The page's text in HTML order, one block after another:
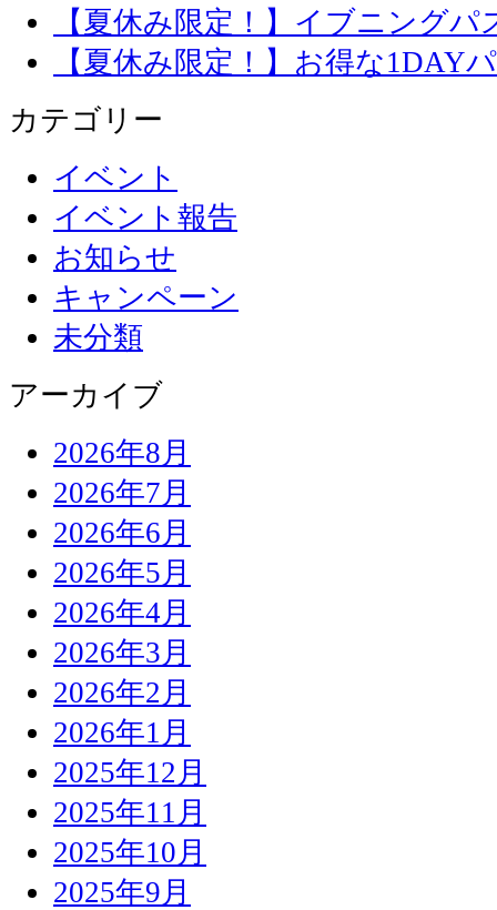
【夏休み限定！】イブニング
【夏休み限定！】お得な1DAY
カテゴリー
イベント
イベント報告
お知らせ
キャンペーン
未分類
アーカイブ
2026年8月
2026年7月
2026年6月
2026年5月
2026年4月
2026年3月
2026年2月
2026年1月
2025年12月
2025年11月
2025年10月
2025年9月